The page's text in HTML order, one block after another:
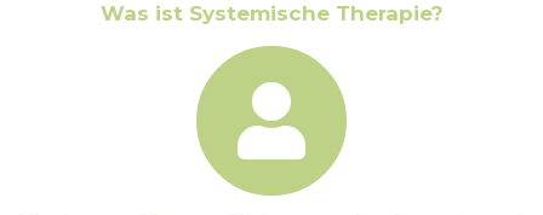
Was ist Systemische Therapie?